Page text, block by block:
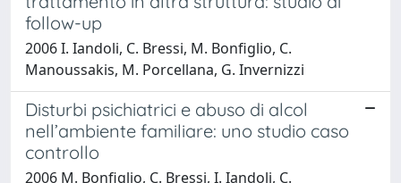
follow-up
2006 I. Iandoli, C. Bressi, M. Bonfiglio, C.
Manoussakis, M. Porcellana, G. Invernizzi
Disturbi psichiatrici e abuso di alcol
nell’ambiente familiare: uno studio caso
controllo
2006 M. Bonfiglio, C. Bressi, I. Iandoli, C.